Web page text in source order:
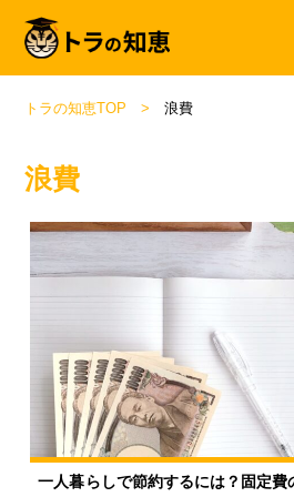
トラの知恵TOP 浪費
浪費
一人暮らしで節約するには？固定